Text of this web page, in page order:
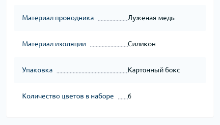
Материал проводника Луженая медь
Материал изоляции Силикон
Упаковка Картонный бокс
Количество цветов в наборе 6